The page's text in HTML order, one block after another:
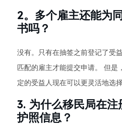
2。多个雇主还能为
书吗？
没有。只有在抽签之前登记了受
匹配的雇主才能提交申请。 但是
定的受益人现在可以更灵活地选择
3. 为什么移民局在
护照信息？